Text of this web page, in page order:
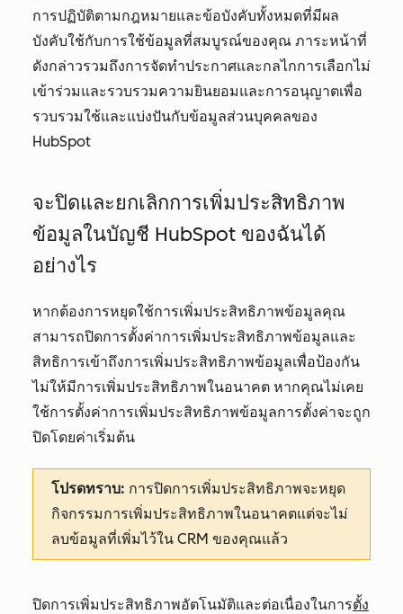
การปฏิบัติตามกฎหมายและข้อบังคับทั้งหมดที่มีผล
บังคับใช้กับการใช้ข้อมูลที่สมบูรณ์ของคุณ ภาระหน้าที่
ดังกล่าวรวมถึงการจัดทำประกาศและกลไกการเลือกไม่
เข้าร่วมและรวบรวมความยินยอมและการอนุญาตเพื่อ
รวบรวมใช้และแบ่งปันกับข้อมูลส่วนบุคคลของ
HubSpot
จะปิดและยกเลิกการเพิ่มประสิทธิภาพ
ข้อมูลในบัญชี HubSpot ของฉันได้
อย่างไร
หากต้องการหยุดใช้การเพิ่มประสิทธิภาพข้อมูลคุณ
สามารถปิดการตั้งค่าการเพิ่มประสิทธิภาพข้อมูลและ
สิทธิการเข้าถึงการเพิ่มประสิทธิภาพข้อมูลเพื่อป้องกัน
ไม่ให้มีการเพิ่มประสิทธิภาพในอนาคต หากคุณไม่เคย
ใช้การตั้งค่าการเพิ่มประสิทธิภาพข้อมูลการตั้งค่าจะถูก
ปิดโดยค่าเริ่มต้น
โปรดทราบ: การปิดการเพิ่มประสิทธิภาพจะหยุด
กิจกรรมการเพิ่มประสิทธิภาพในอนาคตแต่จะไม่
ลบข้อมูลที่เพิ่มไว้ใน CRM ของคุณแล้ว
ปิดการเพิ่มประสิทธิภาพอัตโนมัติและต่อเนื่องในการตั้ง